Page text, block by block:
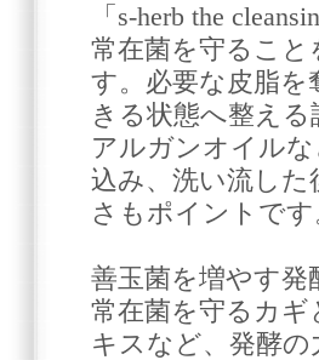
「s-herb the
常在菌を守るこ
す。必要な皮脂
きる状態へ整え
アルガンオイル
込み、洗い流し
さもポイントです
善玉菌を増やす発
常在菌を守るカ
キスなど、発酵